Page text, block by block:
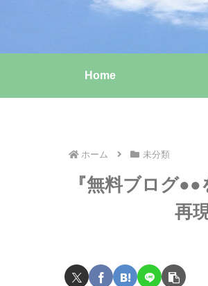
Home
ホーム 未分類
『無料ブログ
再